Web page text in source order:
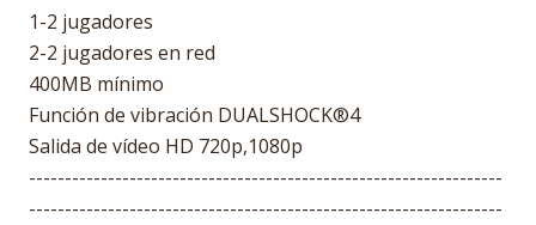
1-2 jugadores
2-2 jugadores en red
400MB mínimo
Función de vibración DUALSHOCK®4
Salida de vídeo HD 720p,1080p
------------------------------------------------------------------
------------------------------------------------------------------